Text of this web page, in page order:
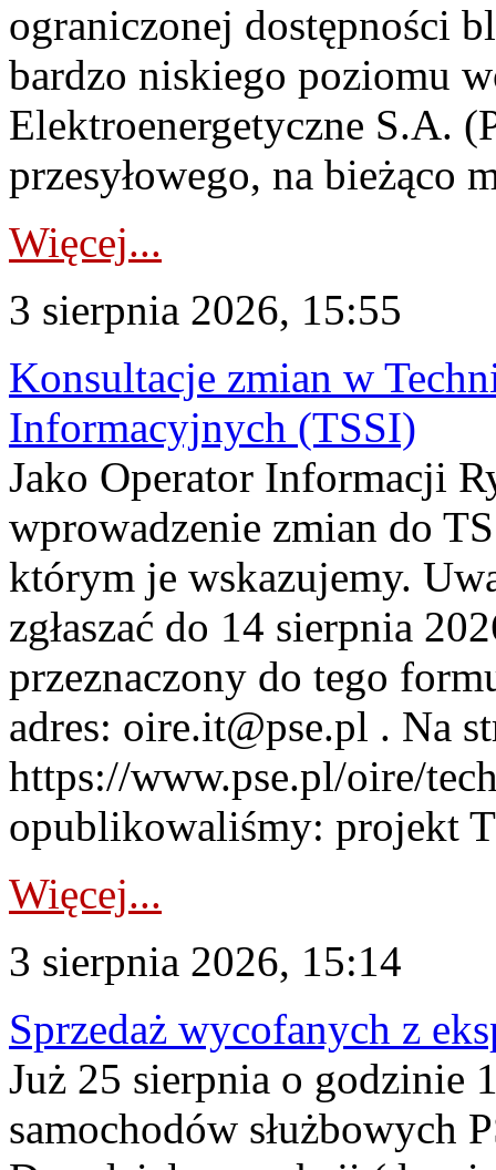
ograniczonej dostępności
bardzo niskiego poziomu
Elektroenergetyczne S.A.
przesyłowego, na bieżąco
Więcej...
3 sierpnia 2026, 15:55
Konsultacje zmian w
Informacyjnych (TSSI)
Jako Operator Informacji
wprowadzenie zmian do
którym je wskazujemy.
zgłaszać do 14 sierpnia
przeznaczony do tego
adres: oire.it@pse.pl . Na
https://www.pse.pl/oire/
opublikowaliśmy: projekt
Więcej...
3 sierpnia 2026, 15:14
Sprzedaż wycofanych z
Już 25 sierpnia o godzinie
samochodów służbowych